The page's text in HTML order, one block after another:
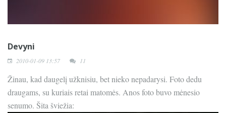
Devyni
2010-01-09 13:57 11
Žinau, kad daugelį užknisiu, bet nieko nepadarysi. Foto dedu
draugams, su kuriais retai matomės. Anos foto buvo mėnesio
senumo. Šita šviežia: